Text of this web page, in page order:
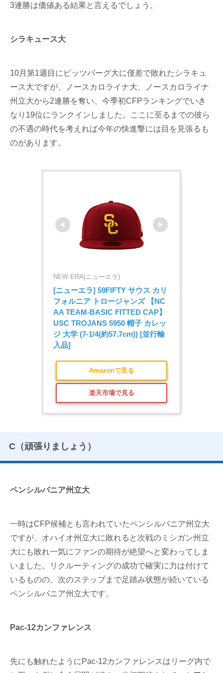
3連勝は価値ある結果と言えるでしょう。
シラキュース大
10月第1週目にピッツバーグ大に僅差で敗れたシラキュ
ース大ですが、ノースカロライナ大、ノースカロライナ
州立大から2連勝を奪い、今季初CFPランキングでいき
なり19位にランクインしました。ここに至るまでの彼ら
の不遇の時代を考えれば今年の快進撃には目を見張るも
のがあります。
NEW ERA(ニューエラ)
[ニューエラ] 59FIFTY サウス カリ
フォルニア トロージャンズ 【NC
AA TEAM-BASIC FITTED CAP】
USC TROJANS 5950 帽子 カレッ
ジ 大学 (7-1/4(約57.7cm)) [並行輸
入品]
Amazonで見る
楽天市場で見る
C（頑張りましょう）
ペンシルバニア州立大
一時はCFP候補とも言われていたペンシルバニア州立大
ですが、オハイオ州立大に敗れると次戦のミシガン州立
大にも敗れ一気にファンの期待が絶望へと変わってしま
いました。リクルーティングの成功で確実に力は付けて
いるものの、次のステップまで足踏み状態が続いている
ペンシルバニア州立大です。
Pac-12カンファレンス
先にも触れたようにPac-12カンファレンスはリーグ内で